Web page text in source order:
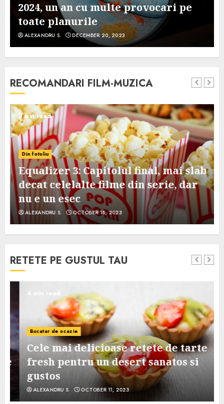
2024, un an cu multe provocari pe
toate planurile
ALEXANDRU S. DECEMBER 20, 2023
RECOMANDARI FILM-MUZICA
3 min read
Din fotoliu
Equalizer 3: Capitolul final, mai slab
decat celelalte filme din serie, dar
nu e un esec
ALEXANDRU S. OCTOBER 18, 2023
RETETE PE GUSTUL TAU
4 min read
Bucatar de ocazie
Cele mai delicioase retete de tarte
fresh pentru un desert sanatos si
gustos
ALEXANDRU S. OCTOBER 11, 2023